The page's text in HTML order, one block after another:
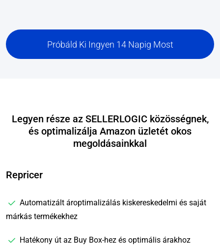
Próbáld Ki Ingyen 14 Napig Most
Legyen része az SELLERLOGIC közösségnek,
és optimalizálja Amazon üzletét okos
megoldásainkkal
Repricer
Automatizált ároptimalizálás kiskereskedelmi és saját
márkás termékekhez
Hatékony út az Buy Box-hez és optimális árakhoz